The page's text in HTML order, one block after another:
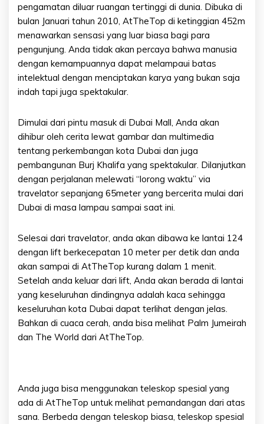
pengamatan diluar ruangan tertinggi di dunia. Dibuka di
bulan Januari tahun 2010, AtTheTop di ketinggian 452m
menawarkan sensasi yang luar biasa bagi para
pengunjung. Anda tidak akan percaya bahwa manusia
dengan kemampuannya dapat melampaui batas
intelektual dengan menciptakan karya yang bukan saja
indah tapi juga spektakular.
Dimulai dari pintu masuk di Dubai Mall, Anda akan
dihibur oleh cerita lewat gambar dan multimedia
tentang perkembangan kota Dubai dan juga
pembangunan Burj Khalifa yang spektakular. Dilanjutkan
dengan perjalanan melewati “lorong waktu” via
travelator sepanjang 65meter yang bercerita mulai dari
Dubai di masa lampau sampai saat ini.
Selesai dari travelator, anda akan dibawa ke lantai 124
dengan lift berkecepatan 10 meter per detik dan anda
akan sampai di AtTheTop kurang dalam 1 menit.
Setelah anda keluar dari lift, Anda akan berada di lantai
yang keseluruhan dindingnya adalah kaca sehingga
keseluruhan kota Dubai dapat terlihat dengan jelas.
Bahkan di cuaca cerah, anda bisa melihat Palm Jumeirah
dan The World dari AtTheTop.
Anda juga bisa menggunakan teleskop spesial yang
ada di AtTheTop untuk melihat pemandangan dari atas
sana. Berbeda dengan teleskop biasa, teleskop spesial